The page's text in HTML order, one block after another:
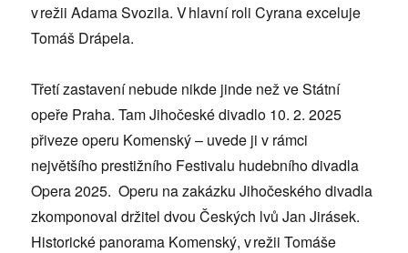
v režii Adama Svozila. V hlavní roli Cyrana exceluje
Tomáš Drápela.
Třetí zastavení nebude nikde jinde než ve Státní
opeře Praha. Tam Jihočeské divadlo 10. 2. 2025
přiveze operu Komenský – uvede ji v rámci
největšího prestižního Festivalu hudebního divadla
Opera 2025. Operu na zakázku Jihočeského divadla
zkomponoval držitel dvou Českých lvů Jan Jirásek.
Historické panorama Komenský, v režii Tomáše